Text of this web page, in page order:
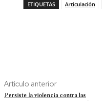
ETIQUETAS Articulación
Artículo anterior
Persiste la violencia contra las